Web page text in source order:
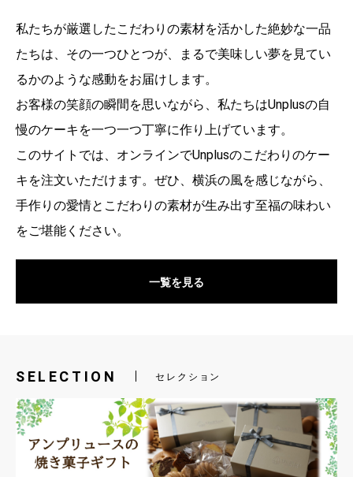
私たちが厳選したこだわりの素材を活かした絶妙な一品
たちは、その一つひとつが、まるで美味しい夢を見てい
るかのような感動をお届けします。
お客様の笑顔の瞬間を思いながら、私たちはUnplusの自
慢のケーキを一つ一つ丁寧に作り上げています。
このサイトでは、オンラインでUnplusのこだわりのケー
キを注文いただけます。ぜひ、横浜の風を感じながら、
手作りの愛情とこだわりの素材が生み出す至福の味わい
をご堪能ください。
一覧を見る
SELECTION セレクション